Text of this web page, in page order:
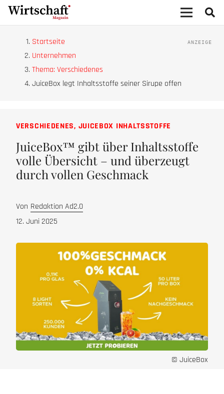
Startseite
Unternehmen
Thema: Verschiedenes
JuiceBox legt Inhaltsstoffe seiner Sirupe offen
VERSCHIEDENES, JUICEBOX INHALTSSTOFFE
JuiceBox™ gibt über Inhaltsstoffe
volle Übersicht – und überzeugt
durch vollen Geschmack
Von Redaktion Ad2.0
12. Juni 2025
© JuiceBox